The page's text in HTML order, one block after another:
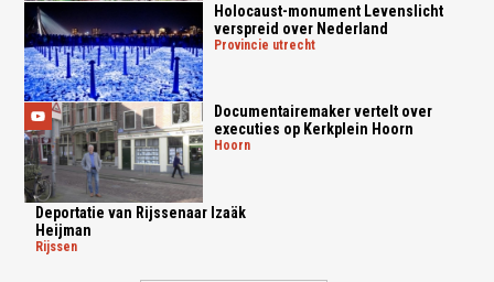
Holocaust-monument Levenslicht
verspreid over Nederland
provincie utrecht
Documentairemaker vertelt over
executies op Kerkplein Hoorn
hoorn
Deportatie van Rijssenaar Izaäk
Heijman
rijssen